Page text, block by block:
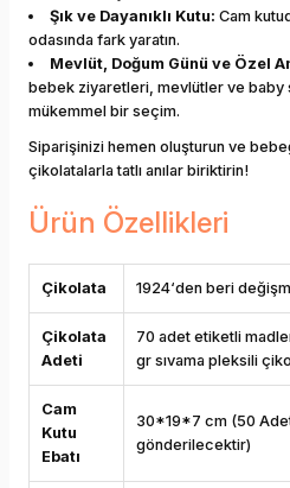
Şık ve Dayanıklı Kutu: Cam
odasında fark yaratın.
Mevlüt, Doğum Günü ve Özel
bebek ziyaretleri, mevlütler ve baby
mükemmel bir seçim.
Siparişinizi hemen oluşturun ve
çikolatalarla tatlı anılar biriktirin!
Ürün Özellikleri
Çikolata 1924‘den beri
Çikolata
Adeti
70 adet etiketli
gr sıvama pleksili
Cam
Kutu
Ebatı
30*19*7 cm (50
gönderilecektir)